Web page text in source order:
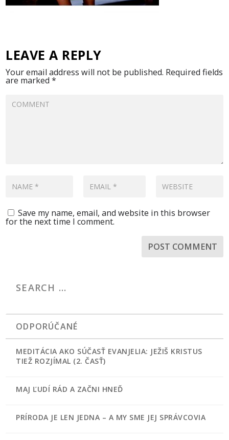
LEAVE A REPLY
Your email address will not be published. Required fields
are marked*
Save my name, email, and website in this browser
for the next time I comment.
ODPORÚČANÉ
MEDITÁCIA AKO SÚČASŤ EVANJELIA: JEŽIŠ KRISTUS
TIEŽ ROZJÍMAL (2. ČASŤ)
MAJ ĽUDÍ RÁD A ZAČNI HNEĎ
PRÍRODA JE LEN JEDNA – A MY SME JEJ SPRÁVCOVIA